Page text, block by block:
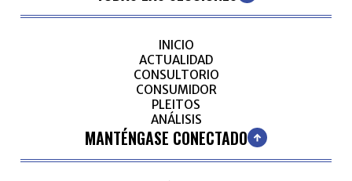
INICIO
ACTUALIDAD
CONSULTORIO
CONSUMIDOR
PLEITOS
ANÁLISIS
MANTÉNGASE CONECTADO